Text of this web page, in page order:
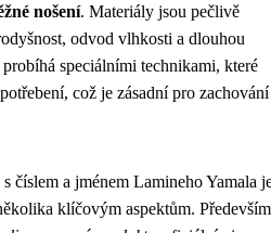
nošení. Materiály jsou pečlivě
odvod vlhkosti a dlouhou
speciálními technikami, které
což je zásadní pro zachování
číslem a jménem Lamineho Yamala
klíčovým aspektům. Především